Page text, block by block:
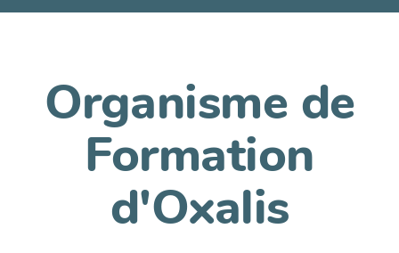
Organisme de
Formation
d'Oxalis